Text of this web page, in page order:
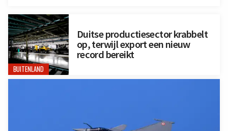
BUITENLAND
Duitse productiesector krabbelt
op, terwijl export een nieuw
record bereikt